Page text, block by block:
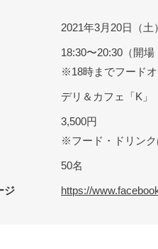
2021年3月20日（土）
18:30〜20:30（開場
※18時までフード
デリ＆カフェ「K」
3,500円
※フード・ドリンク
50名
ジ https://